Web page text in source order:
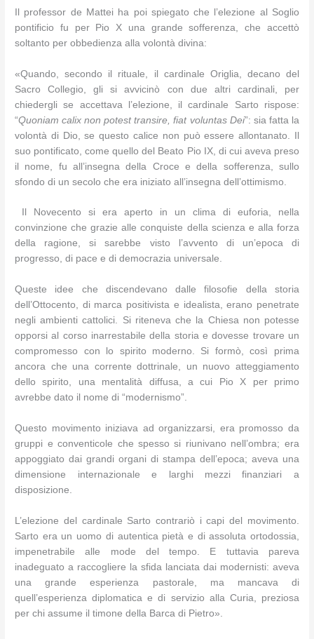
Il professor de Mattei ha poi spiegato che l’elezione al Soglio
pontificio fu per Pio X una grande sofferenza, che accettò
soltanto per obbedienza alla volontà divina:
«Quando, secondo il rituale, il cardinale Origlia, decano del
Sacro Collegio, gli si avvicinò con due altri cardinali, per
chiedergli se accettava l’elezione, il cardinale Sarto rispose:
“Quoniam calix non potest transire, fiat voluntas Dei”: sia fatta la
volontà di Dio, se questo calice non può essere allontanato. Il
suo pontificato, come quello del Beato Pio IX, di cui aveva preso
il nome, fu all’insegna della Croce e della sofferenza, sullo
sfondo di un secolo che era iniziato all’insegna dell’ottimismo.
Il Novecento si era aperto in un clima di euforia, nella
convinzione che grazie alle conquiste della scienza e alla forza
della ragione, si sarebbe visto l’avvento di un’epoca di
progresso, di pace e di democrazia universale.
Queste idee che discendevano dalle filosofie della storia
dell’Ottocento, di marca positivista e idealista, erano penetrate
negli ambienti cattolici. Si riteneva che la Chiesa non potesse
opporsi al corso inarrestabile della storia e dovesse trovare un
compromesso con lo spirito moderno. Si formò, così prima
ancora che una corrente dottrinale, un nuovo atteggiamento
dello spirito, una mentalità diffusa, a cui Pio X per primo
avrebbe dato il nome di “modernismo”.
Questo movimento iniziava ad organizzarsi, era promosso da
gruppi e conventicole che spesso si riunivano nell’ombra; era
appoggiato dai grandi organi di stampa dell’epoca; aveva una
dimensione internazionale e larghi mezzi finanziari a
disposizione.
L’elezione del cardinale Sarto contrariò i capi del movimento.
Sarto era un uomo di autentica pietà e di assoluta ortodossia,
impenetrabile alle mode del tempo. E tuttavia pareva
inadeguato a raccogliere la sfida lanciata dai modernisti: aveva
una grande esperienza pastorale, ma mancava di
quell’esperienza diplomatica e di servizio alla Curia, preziosa
per chi assume il timone della Barca di Pietro».